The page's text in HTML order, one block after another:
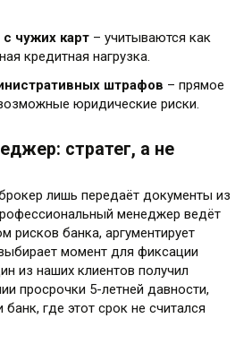
чужих карт – учитываются как
кредитная нагрузка.
штрафов – прямое
юридические риски.
стратег, а не
лишь передаёт документы из
менеджер ведёт
рисков банка, аргументирует
момент для фиксации
из наших клиентов получил
просрочки 5-летней давности,
где этот срок не считался